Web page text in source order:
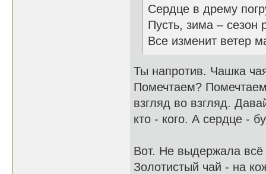
Сердце в дрему
Пусть, зима – сезон
Все изменит ветер
Ты напротив. Чашка
Помечтаем?
взгляд во взгляд.
кто - кого. А сердце -
Вот. Не выдержала
Золотистый чай - на